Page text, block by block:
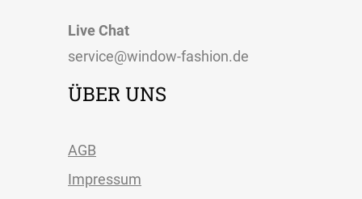
Live Chat
service@window-fashion.de
ÜBER UNS
AGB
Impressum